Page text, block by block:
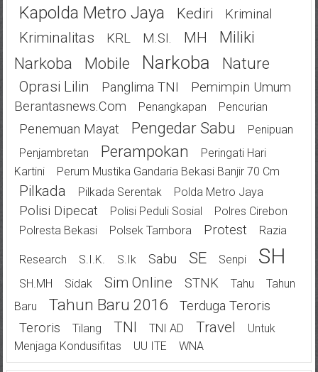
Kapolda Metro Jaya Kediri Kriminal
Kriminalitas KRL M.SI. MH
Miliki
Narkoba
Mobile Narkoba Nature
Oprasi Lilin Panglima TNI
Pemimpin Umum
Berantasnews.com
Penangkapan Pencurian
Penemuan Mayat Pengedar Sabu
Penipuan
Penjambretan
Perampokan
Peringati Hari
Kartini
Perum Mustika Gandaria Bekasi Banjir 70 Cm
Pilkada Pilkada Serentak Polda Metro Jaya
Polisi Dipecat Polisi Peduli Sosial
Polres Cirebon
Polresta Bekasi
Polsek Tambora Protest Razia
Research S.I.K. S.Ik Sabu SE Senpi SH
SH.MH Sidak Sim Online STNK Tahu
Tahun
Baru
Tahun Baru 2016
Terduga Teroris
Teroris
Tilang TNI TNI AD Travel
Untuk
Menjaga Kondusifitas
UU ITE WNA